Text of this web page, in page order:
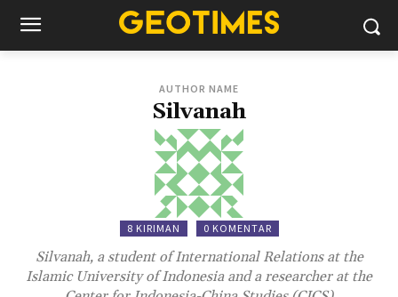
AUTHOR NAME
Silvanah
8 KIRIMAN 0 KOMENTAR
Silvanah, a student of International Relations at the
Islamic University of Indonesia and a researcher at the